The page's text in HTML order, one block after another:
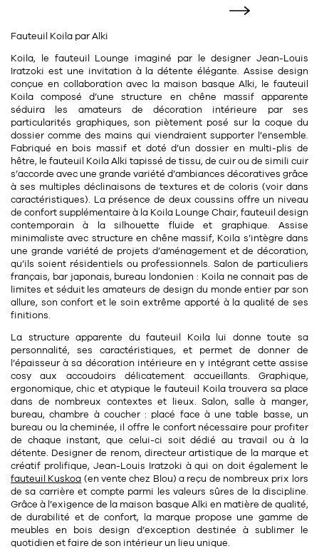
Poubelle
Range document
Divers
textile132
Coussin
Créature
Literie
Plaid
Rideau de douche
Divers
bougie 35
Bougie
Candélabre
Bougeoirs
Divers
Table basse
Tréteaux
Table d'appoint
pour le bureau39
Chaises de bureau
Bureau
Meuble à clapets
pour la chambre15
Commode
Chevet
Toile enduite au mètre
Torchon
sel et poivre 14
divers25
librairie
Livre
Revue
Divers
décoration1
Vases
Fauteuil Koila par Alki
Koila, le fauteuil Lounge imaginé par le designerJean-Louis
Iratzoki est une invitation à la détente élégante. Assise design
conçue en collaboration avec la maison basque Alki, le fauteuil
Koila composé d’unestructure en chêne massif apparente
séduira les amateurs de décoration intérieure par ses
particularités graphiques, son piètement posé sur la coque du
dossier comme des mains qui viendraient supporter l’ensemble.
Fabriqué en bois massif et doté d’un dossier en multi-plis de
hêtre, le fauteuil Koila Alki tapissé de tissu, de cuir ou de simili cuir
s’accorde avec une grande variété d’ambiances décoratives grâce
à ses multiples déclinaisons de textures et de coloris (voir dans
caractéristiques). La présence de deux coussins offre un niveau
de confortsupplémentaire à la Koila Lounge Chair, fauteuil design
contemporain à la silhouette fluide et graphique. Assise
minimaliste avec structure en chêne massif, Koila s’intègre dans
une grande variété de projets d’aménagement et de décoration,
qu’ils soient résidentiels ou professionnels. Salon de particuliers
français, bar japonais, bureau londonien : Koila ne connait pas de
limites et séduit les amateurs de design du monde entier par son
allure, son confort et le soin extrême apporté à la qualité de ses
finitions.
La structure apparente du fauteuil Koila lui donne toute sa
personnalité, ses caractéristiques, et permet de donner de
l’épaisseur à sa décoration intérieure en y intégrant cette assise
cosy aux accoudoirs délicatement accueillants. Graphique,
ergonomique, chic et atypique le fauteuil Koila trouvera sa place
dans de nombreux contextes et lieux. Salon, salle à manger,
bureau, chambre à coucher : placé face à une table basse, un
bureau ou la cheminée, il offre le confort nécessaire pour profiter
de chaque instant, que celui-ci soit dédié au travail ou à la
détente. Designer de renom, directeur artistique de la marque et
créatif prolifique, Jean-Louis Iratzoki à qui on doit également le
fauteuil Kuskoa (en vente chez Blou) a reçu de nombreux prix lors
de sa carrière et compte parmi les valeurs sûres de la discipline.
Grâce à l’exigence de la maison basque Alki en matière de qualité,
de durabilité et de confort, la marque propose une gamme de
meubles en bois design d’exception destinée à sublimer le
quotidien et faire de son intérieur un lieu unique.